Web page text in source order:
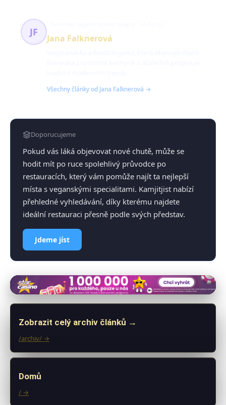
JF
Jana Falknerová
Všechny články od Jana Falknerová →
Doporucujeme
Pokud vás láká objevovat nové chutě, může se
hodit mít po ruce spolehlivý průvodce po
restauracích, který vám pomůže najít ta nejlepší
místa s veganskými specialitami. Kamjitjist nabízí
přehledné vyhledávání, díky kterému najdete
ideální restauraci přesně podle svých představ.
Jdeme jíst
Zobrazit celý archiv článků →
/archiv/ →
Domů
/ →